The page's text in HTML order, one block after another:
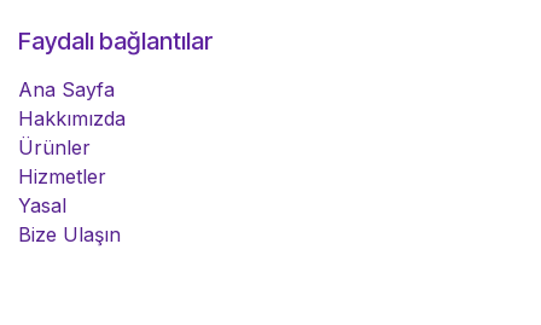
Faydalı bağlantılar
Ana Sayfa
Hakkımızda
Ürünler
Hizmetler
Yasal
Bize Ulaşın